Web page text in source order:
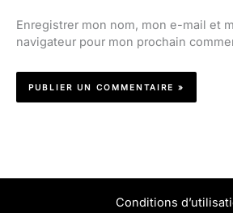
Enregistrer mon nom, mon e-mail et
navigateur pour mon prochain
Conditions